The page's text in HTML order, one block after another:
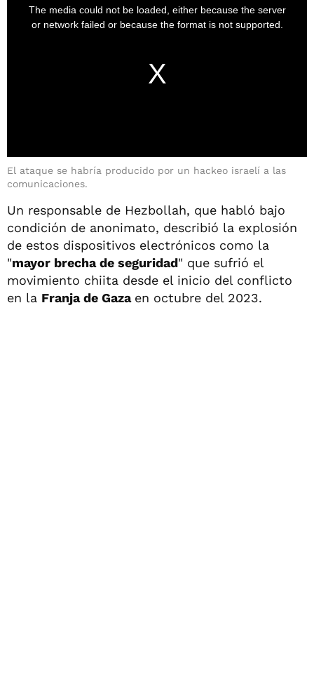
El ataque se habría producido por un hackeo israelí a las
comunicaciones.
Un responsable de Hezbollah, que habló bajo
condición de anonimato, describió la explosión
de estos dispositivos electrónicos como la
"mayor brecha de seguridad" que sufrió el
movimiento chiita desde el inicio del conflicto
en la Franja de Gaza en octubre del 2023.